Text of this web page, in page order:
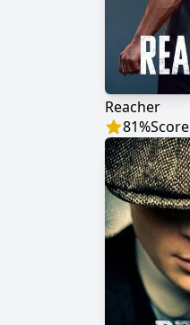
Reacher
81%Score